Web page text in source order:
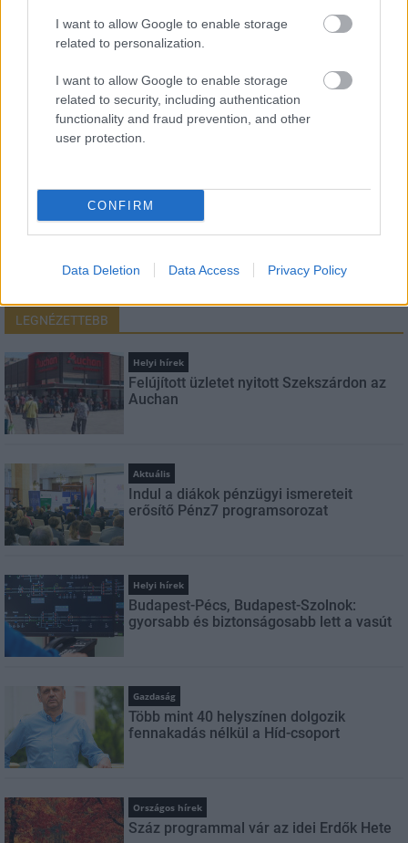
I want to allow Google to enable storage
related to personalization.
I want to allow Google to enable storage
related to security, including authentication
functionality and fraud prevention, and other
user protection.
CONFIRM
Data Deletion Data Access Privacy Policy
E-mail cím
Feliratkozom a hírlevélre és elfogadom azadatvédelmi
szabályzatot!
LEGNÉZETTEBB
Helyi hírek
Felújított üzletet nyitott Szekszárdon az
Auchan
Aktuális
Indul a diákok pénzügyi ismereteit
erősítő Pénz7 programsorozat
Helyi hírek
Budapest-Pécs, Budapest-Szolnok:
gyorsabb és biztonságosabb lett a vasút
Gazdaság
Több mint 40 helyszínen dolgozik
fennakadás nélkül a Híd-csoport
Országos hírek
Száz programmal vár az idei Erdők Hete